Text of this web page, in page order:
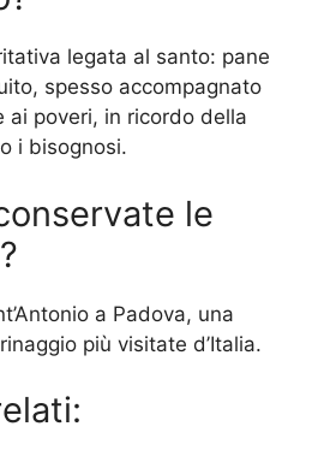
legata al santo: pane
spesso accompagnato
poveri, in ricordo della
i bisognosi.
le
a Padova, una
più visitate d’Italia.